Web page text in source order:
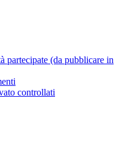
partecipate (da pubblicare in
controllati